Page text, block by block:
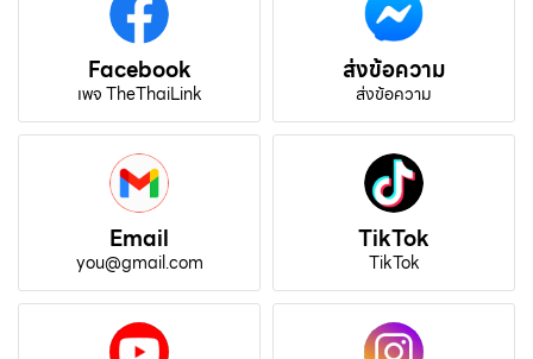
Facebook
เพจ TheThaiLink
ส่งข้อความ
ส่งข้อความ
Email
you@gmail.com
TikTok
TikTok